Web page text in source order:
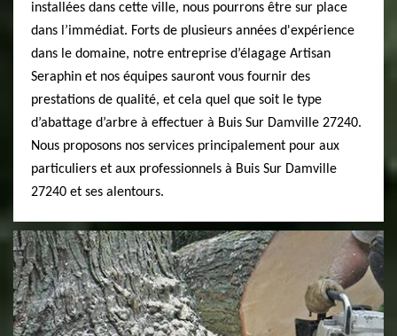
installées dans cette ville, nous pourrons être sur place
dans l’immédiat. Forts de plusieurs années d'expérience
dans le domaine, notre entreprise d’élagage Artisan
Seraphin et nos équipes sauront vous fournir des
prestations de qualité, et cela quel que soit le type
d’abattage d’arbre à effectuer à Buis Sur Damville 27240.
Nous proposons nos services principalement pour aux
particuliers et aux professionnels à Buis Sur Damville
27240 et ses alentours.